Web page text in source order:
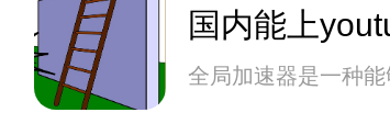
国内能上
全局加速器是一种